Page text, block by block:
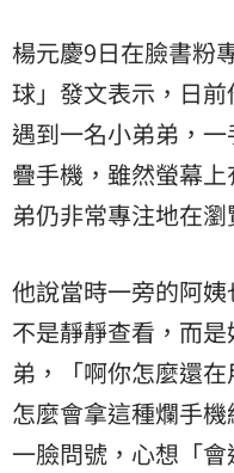
楊元慶9日在臉書粉
球」發文表示，日
遇到一名小弟弟，
疊手機，雖然螢幕
弟仍非常專注地在瀏
他說當時一旁的阿
不是靜靜查看，而
弟，「啊你怎麼還
怎麼會拿這種爛手
一臉問號，心想「會